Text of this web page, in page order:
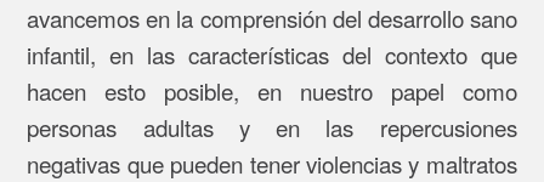
avancemos en la comprensión del desarrollo sano
infantil, en las características del contexto que
hacen esto posible, en nuestro papel como
personas adultas y en las repercusiones
negativas que pueden tener violencias y maltratos